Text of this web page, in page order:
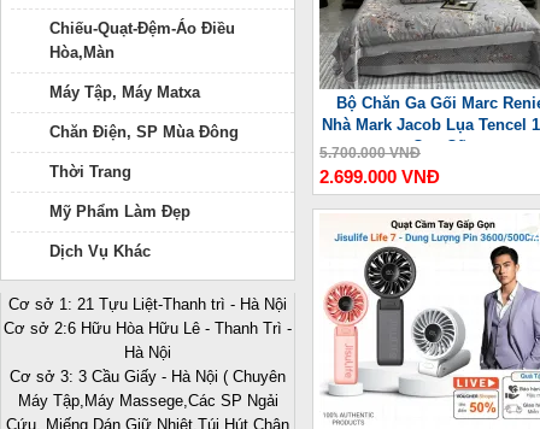
Bộ Chăn Ga Gối Marc
Nhà Mark Jacob Lụa Tencel
Cao Cấp
5.700.000 VNĐ
2.699.000 VNĐ
-
Chiếu-Quạt-Đệm-Áo Điều
Hòa,Màn
Máy Tập, Máy Matxa
Chăn Điện, SP Mùa Đông
Thời Trang
Mỹ Phẩm Làm Đẹp
Dịch Vụ Khác
Cơ sở 1: 21 Tựu Liệt-Thanh trì - Hà Nội
Cơ sở 2:6 Hữu Hòa Hữu Lê - Thanh Trì -
Hà Nội
Cơ sở 3: 3 Cầu Giấy - Hà Nội ( Chuyên
Máy Tập,Máy Massege,Các SP Ngải
Cứu, Miếng Dán Giữ Nhiệt,Túi Hút Chân